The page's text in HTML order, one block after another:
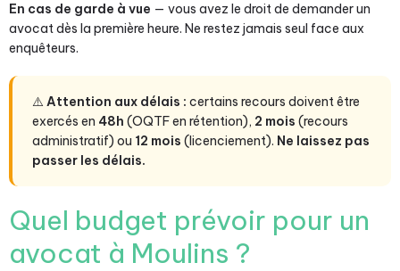
En cas de garde à vue — vous avez le droit de demander un
avocat dès la première heure. Ne restez jamais seul face aux
enquêteurs.
⚠️ Attention aux délais : certains recours doivent être
exercés en 48h (OQTF en rétention), 2 mois (recours
administratif) ou 12 mois (licenciement). Ne laissez pas
passer les délais.
Quel budget prévoir pour un
avocat à Moulins ?